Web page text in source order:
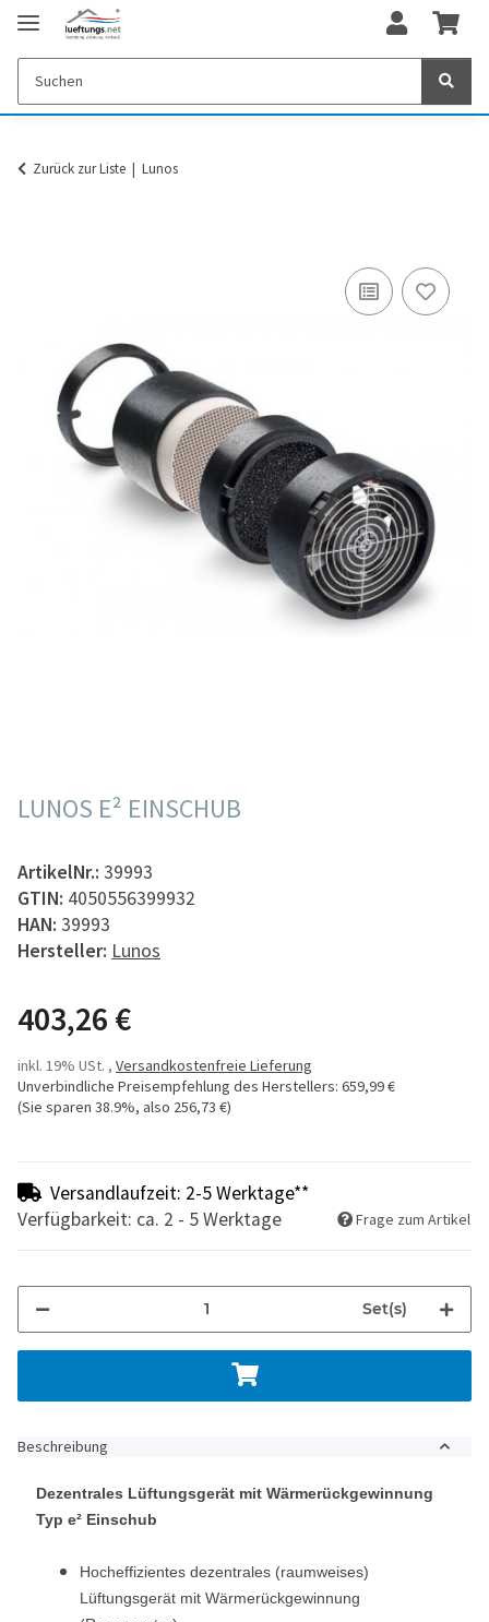
Zurück zur Liste Lunos
LUNOS E² EINSCHUB
ArtikelNr.: 39993
GTIN: 4050556399932
HAN: 39993
Hersteller: Lunos
403,26 €
inkl. 19% USt. , Versandkostenfreie Lieferung
Unverbindliche Preisempfehlung des Herstellers: 659,99 €
(Sie sparen 38.9%, also 256,73 €)
Versandlaufzeit: 2-5 Werktage**
Verfügbarkeit: ca. 2 - 5 Werktage
Frage zum Artikel
Set(s)
Beschreibung
Dezentrales Lüftungsgerät mit Wärmerückgewinnung
Typ e² Einschub
Hocheffizientes dezentrales (raumweises)
Lüftungsgerät mit Wärmerückgewinnung